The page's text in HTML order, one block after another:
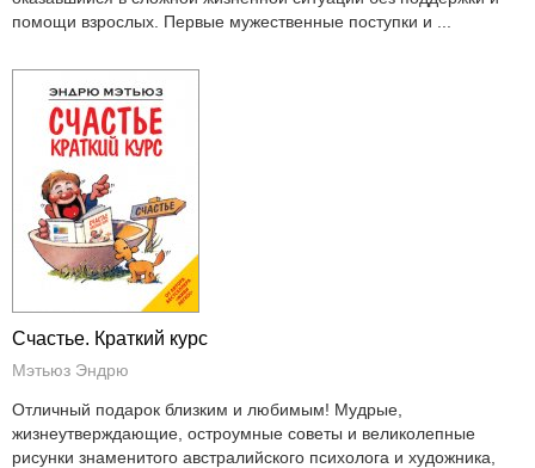
помощи взрослых. Первые мужественные поступки и ...
Счастье. Краткий курс
Мэтьюз Эндрю
Отличный подарок близким и любимым! Мудрые,
жизнеутверждающие, остроумные советы и великолепные
рисунки знаменитого австралийского психолога и художника,